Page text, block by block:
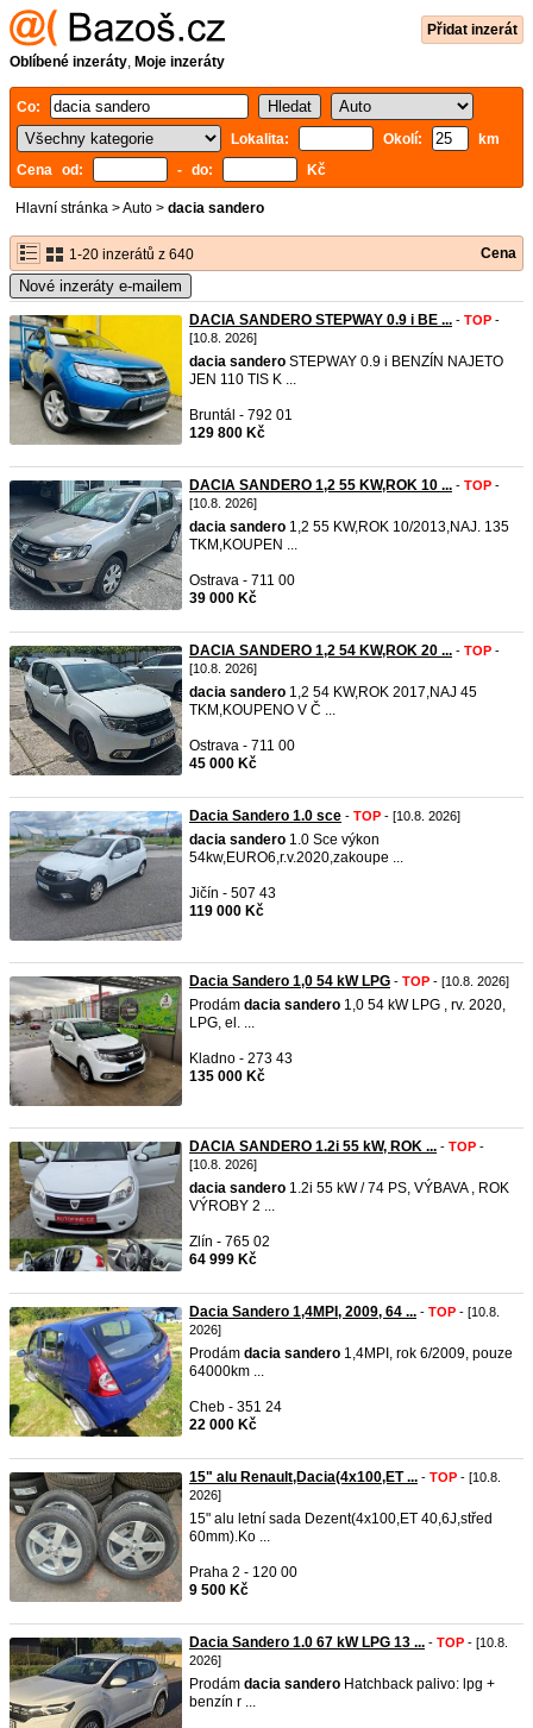
Přidat inzerát
Oblíbené inzeráty, Moje inzeráty
Co:
Lokalita:
Okolí:
km
Cena od:
- do: Kč
Hlavní stránka >Auto > dacia sandero
1-20 inzerátů z 640 Cena
Nové inzeráty e-mailem
DACIA SANDERO STEPWAY 0.9 i BE ... - TOP -
[10.8. 2026]
dacia sandero STEPWAY 0.9 i BENZÍN NAJETO
JEN 110 TIS K ...
Bruntál - 792 01
129 800 Kč
DACIA SANDERO 1,2 55 KW,ROK 10 ... - TOP -
[10.8. 2026]
dacia sandero 1,2 55 KW,ROK 10/2013,NAJ. 135
TKM,KOUPEN ...
Ostrava - 711 00
39 000 Kč
DACIA SANDERO 1,2 54 KW,ROK 20 ... - TOP -
[10.8. 2026]
dacia sandero 1,2 54 KW,ROK 2017,NAJ 45
TKM,KOUPENO V Č ...
Ostrava - 711 00
45 000 Kč
Dacia Sandero 1.0 sce - TOP - [10.8. 2026]
dacia sandero 1.0 Sce výkon
54kw,EURO6,r.v.2020,zakoupe ...
Jičín - 507 43
119 000 Kč
Dacia Sandero 1,0 54 kW LPG - TOP - [10.8. 2026]
Prodám dacia sandero 1,0 54 kW LPG , rv. 2020,
LPG, el. ...
Kladno - 273 43
135 000 Kč
DACIA SANDERO 1.2i 55 kW, ROK ... - TOP -
[10.8. 2026]
dacia sandero 1.2i 55 kW / 74 PS, VÝBAVA , ROK
VÝROBY 2 ...
Zlín - 765 02
64 999 Kč
Dacia Sandero 1,4MPI, 2009, 64 ... - TOP - [10.8.
2026]
Prodám dacia sandero 1,4MPI, rok 6/2009, pouze
64000km ...
Cheb - 351 24
22 000 Kč
15" alu Renault,Dacia(4x100,ET ... - TOP - [10.8.
2026]
15" alu letní sada Dezent(4x100,ET 40,6J,střed
60mm).Ko ...
Praha 2 - 120 00
9 500 Kč
Dacia Sandero 1.0 67 kW LPG 13 ... - TOP - [10.8.
2026]
Prodám dacia sandero Hatchback palivo: lpg +
benzín r ...